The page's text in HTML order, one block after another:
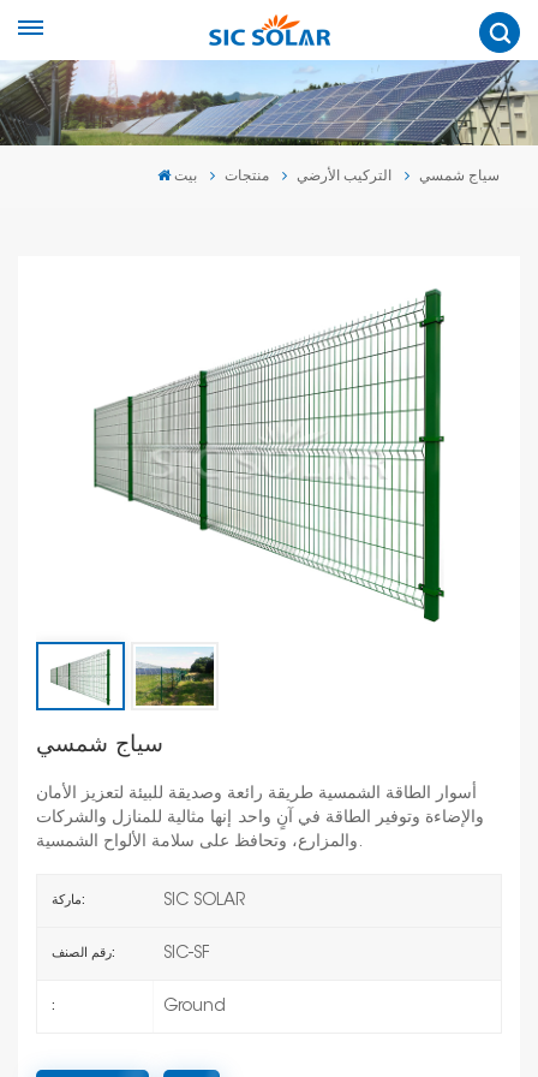
بيت منتجات التركيب الأرضي سياج شمسي
سياج شمسي
أسوار الطاقة الشمسية طريقة رائعة وصديقة للبيئة لتعزيز الأمان
والإضاءة وتوفير الطاقة في آنٍ واحد. إنها مثالية للمنازل والشركات
والمزارع، وتحافظ على سلامة الألواح الشمسية.
ماركة: SIC SOLAR
رقم الصنف: SIC-SF
: Ground